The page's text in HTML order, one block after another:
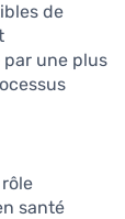
de
une plus
santé